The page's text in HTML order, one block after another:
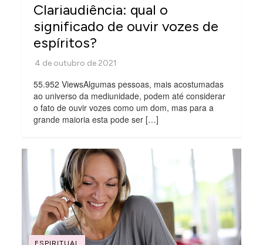
Clariaudiência: qual o
significado de ouvir vozes de
espíritos?
55.952 ViewsAlgumas pessoas, mais acostumadas
ao universo da mediunidade, podem até considerar
o fato de ouvir vozes como um dom, mas para a
grande maioria esta pode ser […]